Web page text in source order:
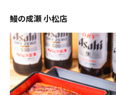
鰻の成瀬 小松店